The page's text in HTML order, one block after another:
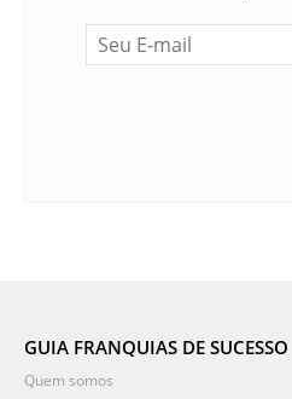
GUIA FRANQUIAS DE SUCESSO
Quem somos